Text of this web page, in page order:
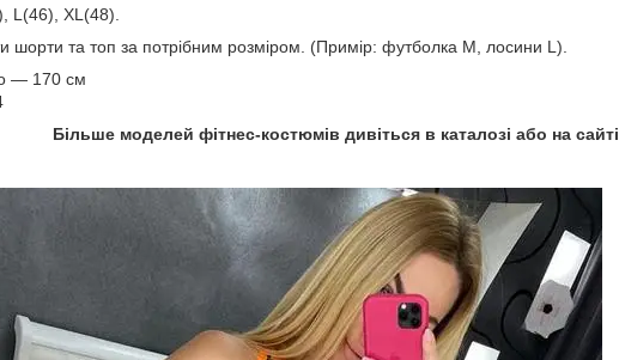
L(46), XL(48).
шорти та топ за потрібним розміром. (Примір: футболка M, лосини L).
— 170 см
Більше моделей фітнес-костюмів дивіться в каталозі або на сайті